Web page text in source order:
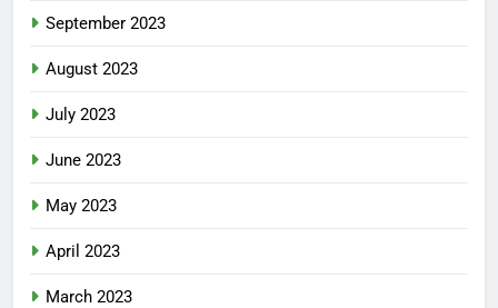
September 2023
August 2023
July 2023
June 2023
May 2023
April 2023
March 2023